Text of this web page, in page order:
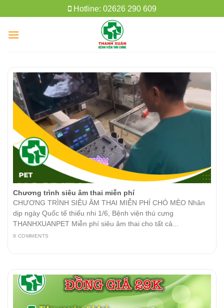
to
content
Hotline: 02626 290 609
Chương trình siêu âm thai miễn phí
CHƯƠNG TRÌNH SIÊU ÂM THAI MIỄN PHÍ CHÓ MÈO Nhân
dịp ngày Quốc tế thiếu nhi 1/6, Bệnh viện thú cưng
THANHXUANPET Miễn phí siêu âm thai cho tất cả...
9 COMMENTS